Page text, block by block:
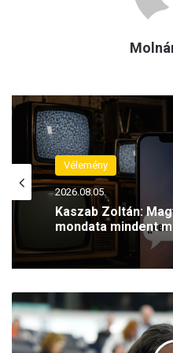
Vélemény
2026.08.05.
Kaszab Zoltán:
mondata mindent
Vélemény
2026.08.04.
Kaszab Zoltán:
napjait éljük
D
e
u
t